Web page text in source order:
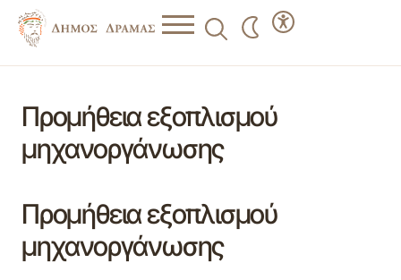
Προμήθεια εξοπλισμού
μηχανοργάνωσης
Προμήθεια εξοπλισμού
μηχανοργάνωσης